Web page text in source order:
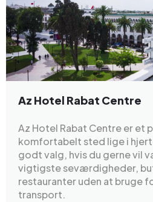
Az Hotel Rabat Centre
Az Hotel Rabat Centre er et
komfortabelt sted lige i
godt valg, hvis du gerne vil
vigtigste seværdigheder,
restauranter uden at bruge
transport.